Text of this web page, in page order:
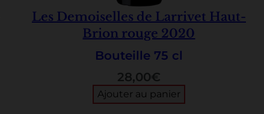
Les Demoiselles de Larrivet Haut-
Brion rouge 2020
Bouteille 75 cl
28,00€
Ajouter au panier